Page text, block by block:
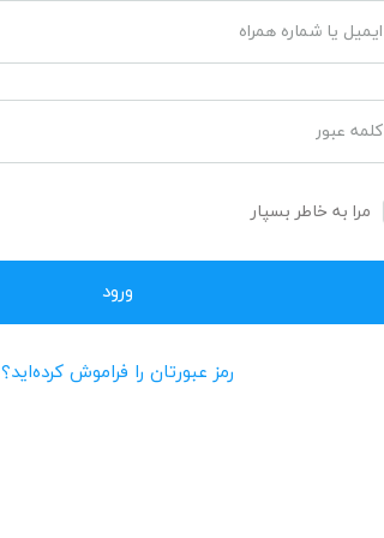
ایمیل یا شماره همراه
کلمه عبور
مرا به خاطر بسپار
رمز عبورتان را فراموش کرده‌اید؟